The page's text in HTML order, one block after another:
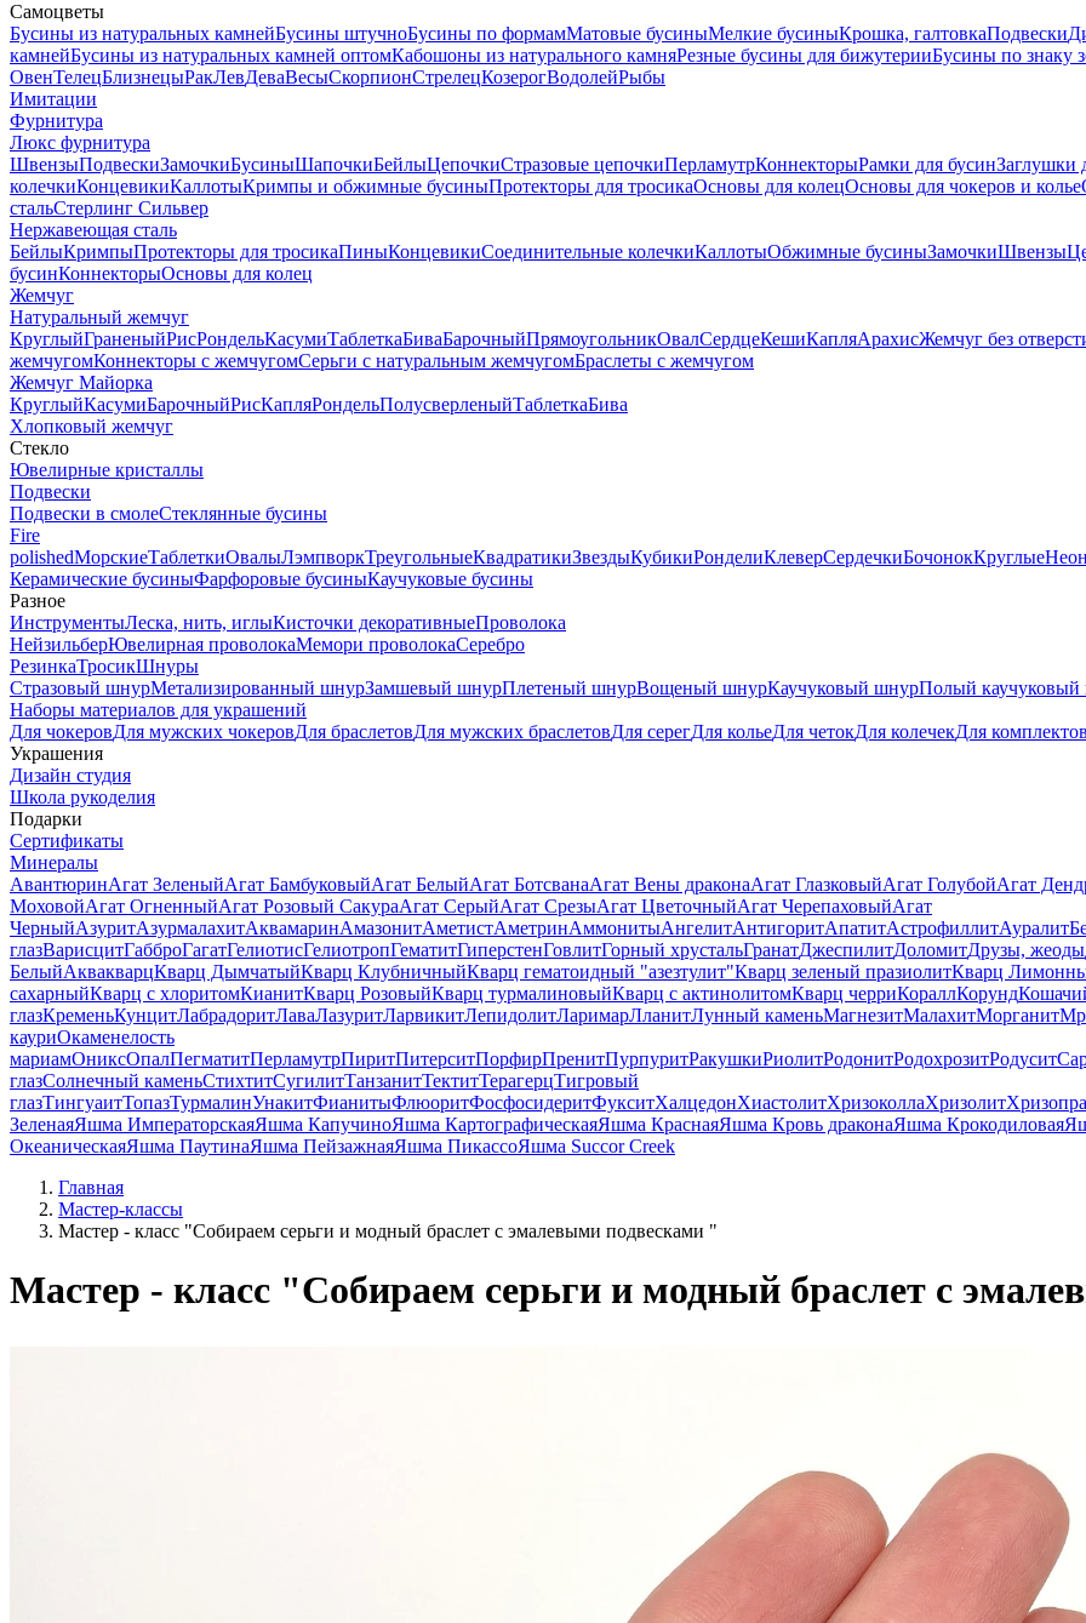
Самоцветы
Бусины из натуральных камнейБусины штучноБусины по формамМатовые бусиныМелкие бусиныКрошка, галтовкаПодвески
камнейБусины из натуральных камней оптомКабошоны из натурального камняРезные бусины для бижутерииБусины по знаку
ОвенТелецБлизнецыРакЛевДеваВесыСкорпионСтрелецКозерогВодолейРыбы
Имитации
Фурнитура
Люкс фурнитура
ШвензыПодвескиЗамочкиБусиныШапочкиБейлыЦепочкиСтразовые цепочкиПерламутрКоннекторыРамки для бусинЗаглушки
колечкиКонцевикиКаллотыКримпы и обжимные бусиныПротекторы для тросикаОсновы для колецОсновы для чокеров и колье
стальСтерлинг Сильвер
Нержавеющая сталь
БейлыКримпыПротекторы для тросикаПиныКонцевикиСоединительные колечкиКаллотыОбжимные бусиныЗамочкиШвензы
бусинКоннекторыОсновы для колец
Жемчуг
Натуральный жемчуг
КруглыйГраненыйРисРондельКасумиТаблеткаБиваБарочныйПрямоугольникОвалСердцеКешиКапляАрахисЖемчуг без
жемчугомКоннекторы с жемчугомСерьги с натуральным жемчугомБраслеты с жемчугом
Жемчуг Майорка
КруглыйКасумиБарочныйРисКапляРондельПолусверленыйТаблеткаБива
Хлопковый жемчуг
Стекло
Ювелирные кристаллы
Подвески
Подвески в смолеСтеклянные бусины
Fire
polishedМорскиеТаблеткиОвалыЛэмпворкТреугольныеКвадратикиЗвездыКубикиРонделиКлеверСердечкиБочонокКруглые
Керамические бусиныФарфоровые бусиныКаучуковые бусины
Разное
ИнструментыЛеска, нить, иглыКисточки декоративныеПроволока
НейзильберЮвелирная проволокаМемори проволокаСеребро
РезинкаТросикШнуры
Стразовый шнурМетализированный шнурЗамшевый шнурПлетеный шнурВощеный шнурКаучуковый шнурПолый
Наборы материалов для украшений
Для чокеровДля мужских чокеровДля браслетовДля мужских браслетовДля серегДля кольеДля четокДля колечекДля
Украшения
Дизайн студия
Школа рукоделия
Подарки
Сертификаты
Минералы
АвантюринАгат ЗеленыйАгат БамбуковыйАгат БелыйАгат БотсванаАгат Вены драконаАгат ГлазковыйАгат ГолубойАгат
МоховойАгат ОгненныйАгат Розовый СакураАгат СерыйАгат СрезыАгат ЦветочныйАгат ЧерепаховыйАгат
ЧерныйАзуритАзурмалахитАквамаринАмазонитАметистАметринАммонитыАнгелитАнтигоритАпатитАстрофиллитАуралит
глазВарисцитГабброГагатГелиотисГелиотропГематитГиперстенГовлитГорный хрустальГранатДжеспилитДоломитДрузы, жеоды
БелыйАквакварцКварц ДымчатыйКварц КлубничныйКварц гематоидный "азезтулит"Кварц зеленый празиолитКварц
сахарныйКварц с хлоритомКианитКварц РозовыйКварц турмалиновыйКварц с актинолитомКварц черриКораллКорунд
глазКременьКунцитЛабрадоритЛаваЛазуритЛарвикитЛепидолитЛаримарЛланитЛунный каменьМагнезитМалахитМорганит
кауриОкаменелость
мариамОниксОпалПегматитПерламутрПиритПитерситПорфирПренитПурпуритРакушкиРиолитРодонитРодохрозитРодусит
глазСолнечный каменьСтихтитСугилитТанзанитТектитТерагерцТигровый
глазТингуаитТопазТурмалинУнакитФианитыФлюоритФосфосидеритФукситХалцедонХиастолитХризоколлаХризолит
ЗеленаяЯшма ИмператорскаяЯшма КапучиноЯшма КартографическаяЯшма КраснаяЯшма Кровь драконаЯшма Крокодиловая
ОкеаническаяЯшма ПаутинаЯшма ПейзажнаяЯшма ПикассоЯшма Succor Creek
Главная
Мастер-классы
Мастер - класс "Собираем серьги и модный браслет с эмалевыми подвесками "
Мастер - класс "Собираем серьги и модный браслет с